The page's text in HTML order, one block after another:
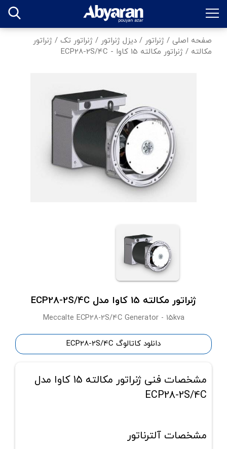
صفحه اصلی / ژنراتور / دیزل ژنراتور / ژنراتور تک / ژنراتور
مکالته / ژنراتور مکالته 15 کاوا - ECP28-2S/4C
ژنراتور مکالته 15 کاوا مدل ECP28-2S/4C
Meccalte ECP28-2S/4C Generator - 15kva
دانلود کاتالوگ ECP28-2S/4C
مشخصات فنی ژنراتور مکالته 15 کاوا مدل
ECP28-2S/4C
مشخصات آلترناتور